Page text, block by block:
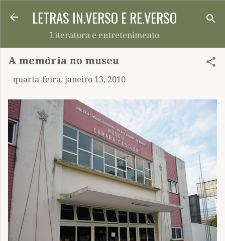
Pular para o conteúdo principal
LETRAS IN.VERSO E RE.VERSO
Literatura e entretenimento
A memória no museu
- quarta-feira, janeiro 13, 2010